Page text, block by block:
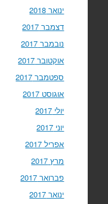
ינואר 2018
דצמבר 2017
נובמבר 2017
אוקטובר 2017
ספטמבר 2017
אוגוסט 2017
יולי 2017
יוני 2017
אפריל 2017
מרץ 2017
פברואר 2017
ינואר 2017